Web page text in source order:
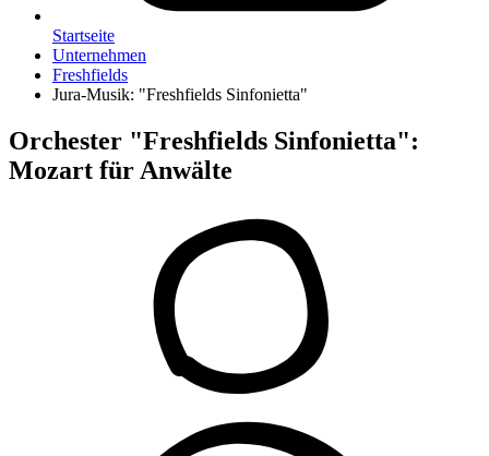
Startseite
Unternehmen
Freshfields
Jura-Musik: "Freshfields Sinfonietta"
Orchester "Freshfields Sinfonietta":
Mozart für Anwälte